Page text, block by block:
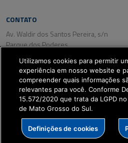
CONTATO
Av. Waldir dos Santos Pereira, s/n
Parque dos Poderes
Campo Grande/ MS
Tel. (67) 3318-2800
Fax: (67) 3318-2809
SETDIG | Secretaria-
Executiva de
Utilizamos cookies para permitir
experiência em nosso website e
compreender quais informações
relevantes para você. Conforme
15.572/2020 que trata da LGPD
de Mato Grosso do Sul.
Definições de cookies